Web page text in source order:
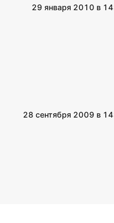
29 января 2010 в
28 сентября 2009 в